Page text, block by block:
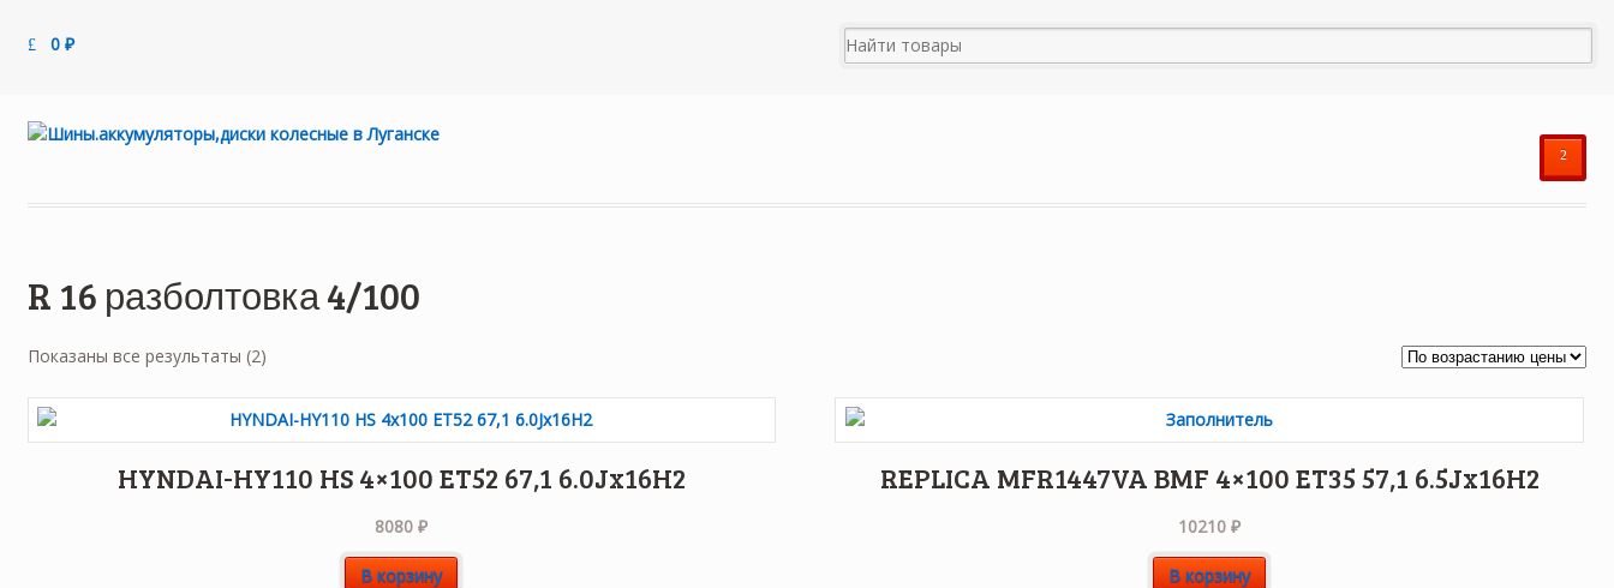
0₽
²
R 16 разболтовка 4/100
Показаны все результаты (2)Цены:
возрастанию
HYNDAI-HY110 HS 4×100 ET52 67,1 6.0Jx16H2
8080₽
В корзину
REPLICA MFR1447VA BMF 4×100 ET35 57,1 6.5Jx16H2
10210₽
В корзину